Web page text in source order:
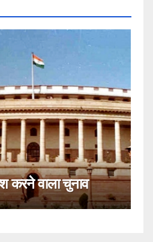
यह सीजेआई के खिलाफ साजिश